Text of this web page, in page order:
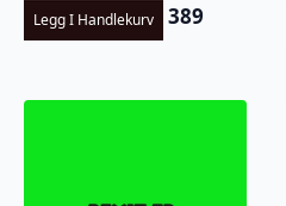
Legg I Handlekurv 389